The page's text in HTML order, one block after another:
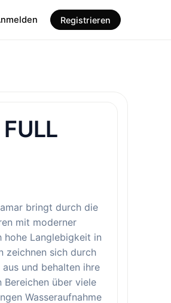
Registrieren
FULL
bringt durch die
mit moderner
hohe Langlebigkeit in
zeichnen sich durch
und behalten ihre
über viele
Wasseraufnahme